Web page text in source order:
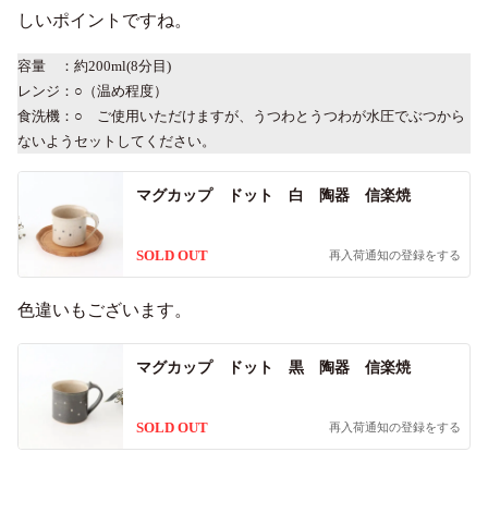
しいポイントですね。
容量 ：約200ml(8分目)
レンジ：○（温め程度）
食洗機：○ ご使用いただけますが、うつわとうつわが水圧でぶつから
ないようセットしてください。
マグカップ ドット 白 陶器 信楽焼
SOLD OUT 再入荷通知の登録をする
色違いもございます。
マグカップ ドット 黒 陶器 信楽焼
SOLD OUT 再入荷通知の登録をする